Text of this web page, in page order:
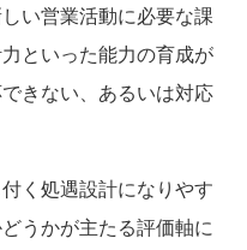
い営業活動に必要な課
といった能力の育成が
きない、あるいは対応
く処遇設計になりやす
うかが主たる評価軸に